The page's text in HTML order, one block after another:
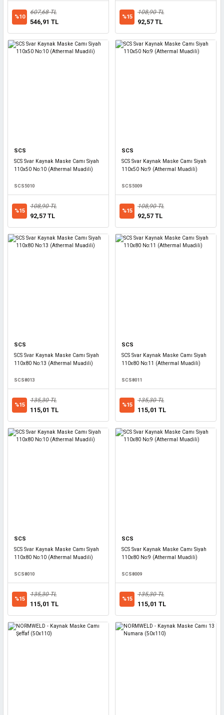
%10
607,68 TL
546,91 TL
%15
108,90 TL
92,57 TL
SCS
SCS Svar Kaynak Maske Camı Siyah
110x50 No:10 (Athermal Muadili)
SCS5010
%15
108,90 TL
92,57 TL
SCS
SCS Svar Kaynak Maske Camı Siyah
110x50 No:9 (Athermal Muadili)
SCS5009
%15
108,90 TL
92,57 TL
SCS
SCS Svar Kaynak Maske Camı Siyah
110x80 No:13 (Athermal Muadili)
SCS8013
%15
135,30 TL
115,01 TL
SCS
SCS Svar Kaynak Maske Camı Siyah
110x80 No:11 (Athermal Muadili)
SCS8011
%15
135,30 TL
115,01 TL
SCS
SCS Svar Kaynak Maske Camı Siyah
110x80 No:10 (Athermal Muadili)
SCS8010
%15
135,30 TL
115,01 TL
SCS
SCS Svar Kaynak Maske Camı Siyah
110x80 No:9 (Athermal Muadili)
SCS8009
%15
135,30 TL
115,01 TL